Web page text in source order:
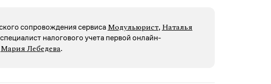
сопровождения сервисаМодульюрист, Наталья
налогового учета первой онлайн-
Мария Лебедева.